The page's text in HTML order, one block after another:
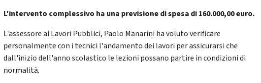
L'intervento complessivo ha una previsione di spesa di 160.000,00 euro.
L'assessore ai Lavori Pubblici, Paolo Manarini ha voluto verificare
personalmente con i tecnici l'andamento dei lavori per assicurarsi che
dall'inizio dell'anno scolastico le lezioni possano partire in condizioni di
normalità.